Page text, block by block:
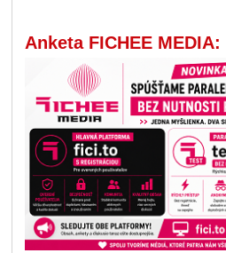
Anketa FICHEE MEDIA: